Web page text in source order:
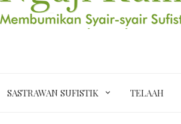
SASTRAWAN SUFISTIK TELAAH